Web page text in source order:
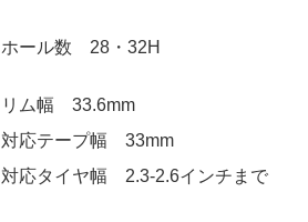
ホール数 28・32H
リム幅 33.6mm
対応テープ幅 33mm
対応タイヤ幅 2.3-2.6インチまで